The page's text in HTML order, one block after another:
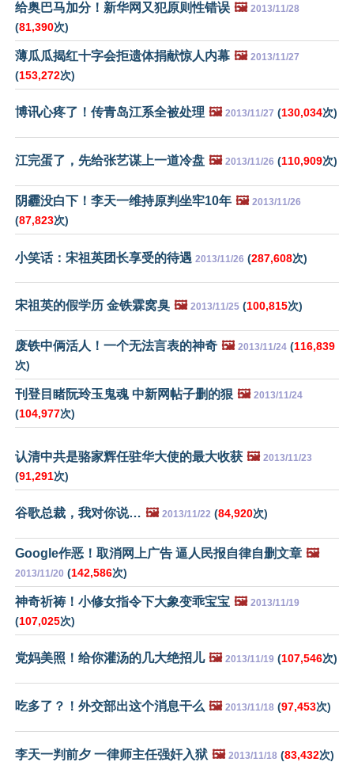
给奥巴马加分！新华网又犯原则性错误 🖼️ 2013/11/28
(81,390次)
薄瓜瓜揭红十字会拒遗体捐献惊人内幕 🖼️ 2013/11/27
(153,272次)
博讯心疼了！传青岛江系全被处理 🖼️ 2013/11/27 (130,034次)
江完蛋了，先给张艺谋上一道冷盘 🖼️ 2013/11/26 (110,909次)
阴霾没白下！李天一维持原判坐牢10年 🖼️ 2013/11/26
(87,823次)
小笑话：宋祖英团长享受的待遇 2013/11/26 (287,608次)
宋祖英的假学历 金铁霖窝臭 🖼️ 2013/11/25 (100,815次)
废铁中俩活人！一个无法言表的神奇 🖼️ 2013/11/24 (116,839
次)
刊登目睹阮玲玉鬼魂 中新网帖子删的狠 🖼️ 2013/11/24
(104,977次)
认清中共是骆家辉任驻华大使的最大收获 🖼️ 2013/11/23
(91,291次)
谷歌总裁，我对你说… 🖼️ 2013/11/22 (84,920次)
Google作恶！取消网上广告 逼人民报自律自删文章 🖼️
2013/11/20 (142,586次)
神奇祈祷！小修女指令下大象变乖宝宝 🖼️ 2013/11/19
(107,025次)
党妈美照！给你灌汤的几大绝招儿 🖼️ 2013/11/19 (107,546次)
吃多了？！外交部出这个消息干么 🖼️ 2013/11/18 (97,453次)
李天一判前夕 一律师主任强奸入狱 🖼️ 2013/11/18 (83,432次)